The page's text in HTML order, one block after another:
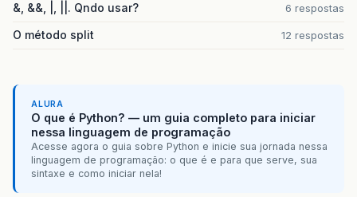
&, &&, |, ||. Qndo usar? 6 respostas
O método split 12 respostas
ALURA
O que é Python? — um guia completo para iniciar
nessa linguagem de programação
Acesse agora o guia sobre Python e inicie sua jornada nessa
linguagem de programação: o que é e para que serve, sua
sintaxe e como iniciar nela!